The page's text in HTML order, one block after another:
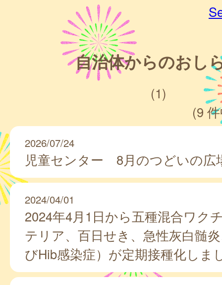
自治体からのおし
(1)
(9
2026/07/24
児童センター 8月のつどいの広
2024/04/01
2024年4月1日から五種混合ワク
テリア、百日せき、急性灰白髄
びHib感染症）が定期接種化しま